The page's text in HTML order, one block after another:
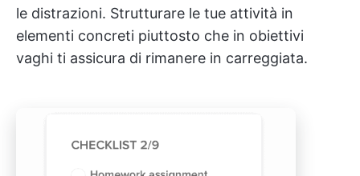
le distrazioni. Strutturare le tue attività in
elementi concreti piuttosto che in obiettivi
vaghi ti assicura di rimanere in carreggiata.